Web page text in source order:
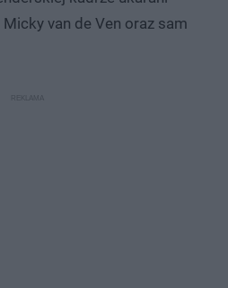
van de Ven oraz sam